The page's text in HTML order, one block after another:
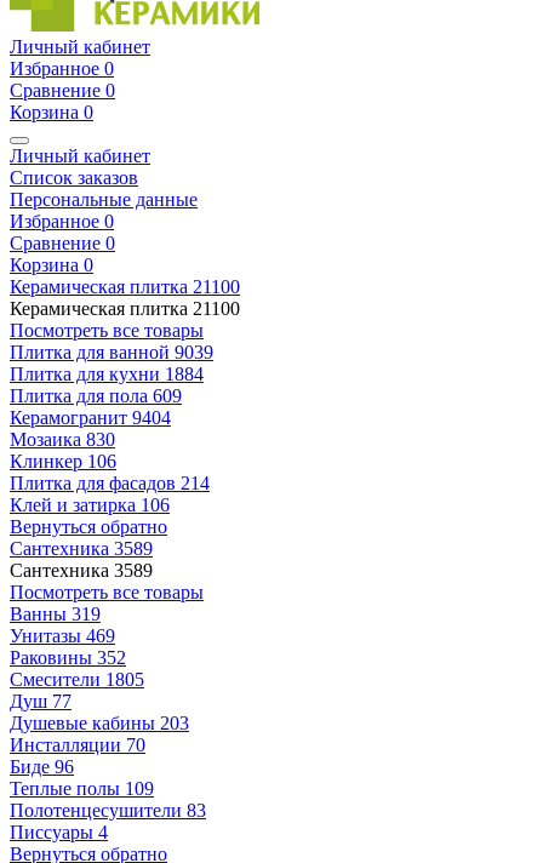
Личный кабинет
Избранное 0
Сравнение 0
Корзина 0
Личный кабинет
Список заказов
Персональные данные
Избранное 0
Сравнение 0
Корзина 0
Керамическая плитка 21100
Керамическая плитка 21100
Посмотреть все товары
Плитка для ванной 9039
Плитка для кухни 1884
Плитка для пола 609
Керамогранит 9404
Мозаика 830
Клинкер 106
Плитка для фасадов 214
Клей и затирка 106
Вернуться обратно
Сантехника 3589
Сантехника 3589
Посмотреть все товары
Ванны 319
Унитазы 469
Раковины 352
Смесители 1805
Душ 77
Душевые кабины 203
Инсталляции 70
Биде 96
Теплые полы 109
Полотенцесушители 83
Писсуары 4
Вернуться обратно